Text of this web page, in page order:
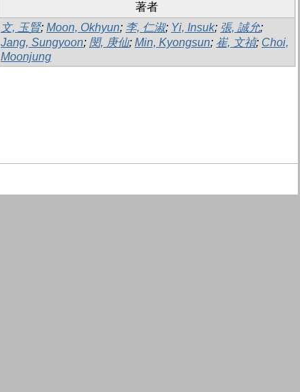
著者
文, 玉賢; Moon, Okhyun; 李, 仁淑; Yi, Insuk; 張, 誠允;
Jang, Sungyoon; 閔, 庚仙; Min, Kyongsun; 崔, 文禎; Choi,
Moonjung